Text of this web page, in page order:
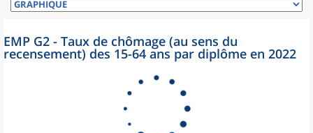
EMP G2 - Taux de chômage (au sens du
recensement) des 15-64 ans par diplôme en 2022